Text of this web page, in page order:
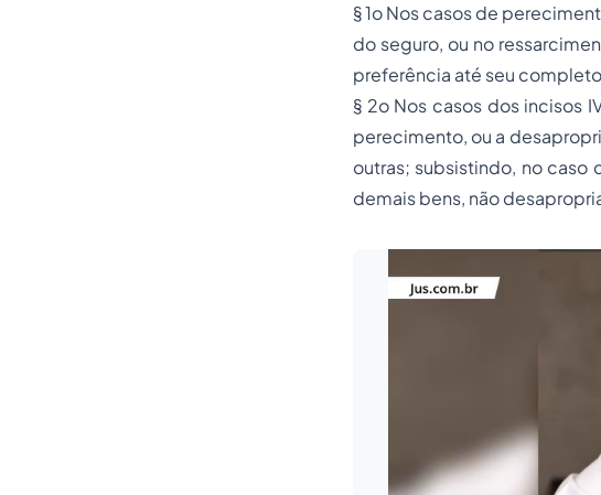
§ 1o Nos casos de
do seguro, ou no
preferência até seu
§ 2o Nos casos dos incisos
perecimento, ou a
outras; subsistindo, no caso
demais bens, não